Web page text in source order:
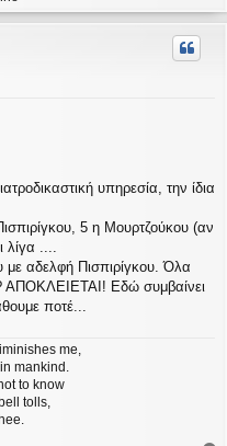
ο
ρ
υπηρεσία, την ίδια
5 η Μουρτζούκου (αν
....
αδελφή Πισπιρίγκου. Όλα
ΑΠΟΚΛΕΙΕΤΑΙ! Εδώ συμβαίνει
ποτέ...
me,
mankind.
to know
tolls,